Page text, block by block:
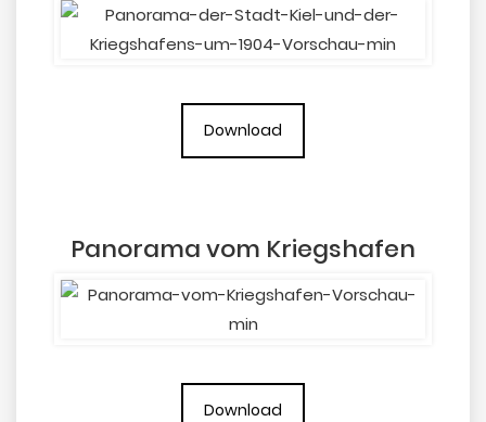
Download
Panorama vom Kriegshafen
Download